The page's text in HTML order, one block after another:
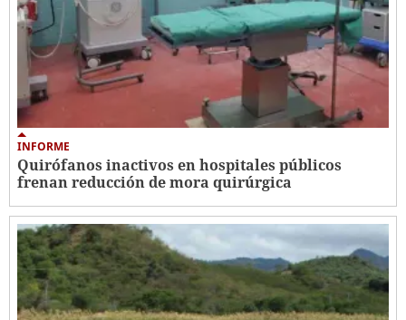
INFORME
Quirófanos inactivos en hospitales públicos
frenan reducción de mora quirúrgica